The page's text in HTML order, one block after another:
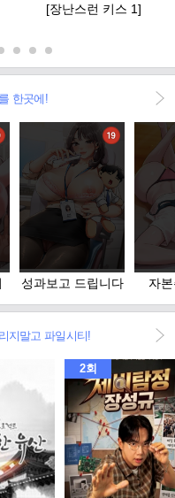
[장난스런 키스 1]
한곳에!
성과보고 드립니다 자
지말고 파일시티!
2회